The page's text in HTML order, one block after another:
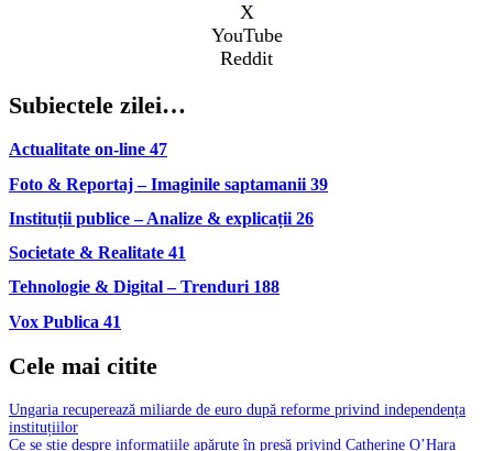
X
YouTube
Reddit
Subiectele zilei…
Actualitate on-line 47
Foto & Reportaj – Imaginile saptamanii 39
Instituții publice – Analize & explicații 26
Societate & Realitate 41
Tehnologie & Digital – Trenduri 188
Vox Publica 41
Cele mai citite
Ungaria recuperează miliarde de euro după reforme privind independența
instituțiilor
Ce se știe despre informațiile apărute în presă privind Catherine O’Hara